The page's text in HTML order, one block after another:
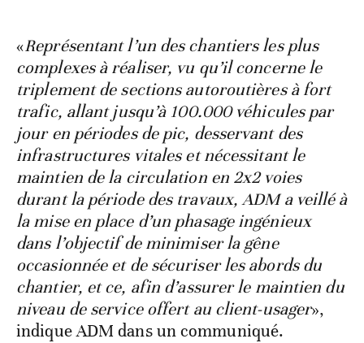
«Représentant l’un des chantiers les plus
complexes à réaliser, vu qu’il concerne le
triplement de sections autoroutières à fort
trafic, allant jusqu’à 100.000 véhicules par
jour en périodes de pic, desservant des
infrastructures vitales et nécessitant le
maintien de la circulation en 2x2 voies
durant la période des travaux, ADM a veillé à
la mise en place d’un phasage ingénieux
dans l’objectif de minimiser la gêne
occasionnée et de sécuriser les abords du
chantier, et ce, afin d’assurer le maintien du
niveau de service offert au client-usager»,
indique ADM dans un communiqué.